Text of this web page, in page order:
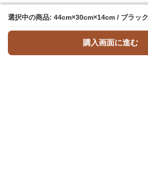
選択中の商品: 44cm×30cm×14cm / ブラック
購入画面に進む
選択中の商品: 44cm×30cm×14cm / ブラック
購入画面に進む